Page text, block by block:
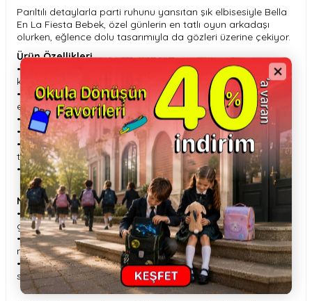
Parıltılı detaylarla parti ruhunu yansıtan şık elbisesiyle Bella
En La Fiesta Bebek, özel günlerin en tatlı oyun arkadaşı
olurken, eğlence dolu tasarımıyla da gözleri üzerine çekiyor.
Ürün Özellikleri
•
Doğal yüz hatları, gerçek görünümlü
kirpikler ve parti temalı şık elbisesi.
•
Hareketli Gövde:Kol, bacak ve bas kısmı hareket
ettirilebilir.
• Komple Et Dokulu:Yumuşak ve gerçekçi doku.
•Boyut & Ağırlık:
45 cm uzunluk, 905 gr ağırlık.
•Parti Teması:Özel günler ve kutlamalar için eğlenceli
tasarım.
•Kutu Ölçüsü:50 × 26 × 16 cm.
Neden Tercih Etmelisiniz?
• Çocukların oyun sırasında stil ve estetik duygusunu
geliştirmesine katkı sağlar.
• Aileler için koleksiyon değeri taşıyan zarif bir hatıra
niteliğindedir.
• Özel günlerde hediye edilebilecek şık ve anlamlı bir
seçenek sunar.